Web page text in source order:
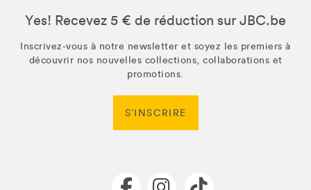
Yes! Recevez 5 € de réduction sur JBC.be
Inscrivez-vous à notre newsletter et soyez les premiers à
découvrir nos nouvelles collections, collaborations et
promotions.
S’INSCRIRE